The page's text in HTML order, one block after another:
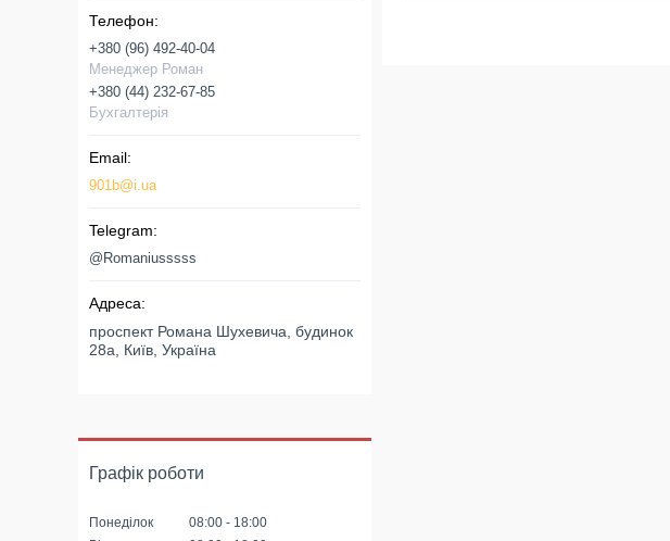
+380 (96) 492-40-04
Менеджер Роман
+380 (44) 232-67-85
Бухгалтерія
901b@i.ua
@Romaniusssss
проспект Романа Шухевича, будинок
28а, Київ, Україна
Графік роботи
Понеділок 08:00
18:00